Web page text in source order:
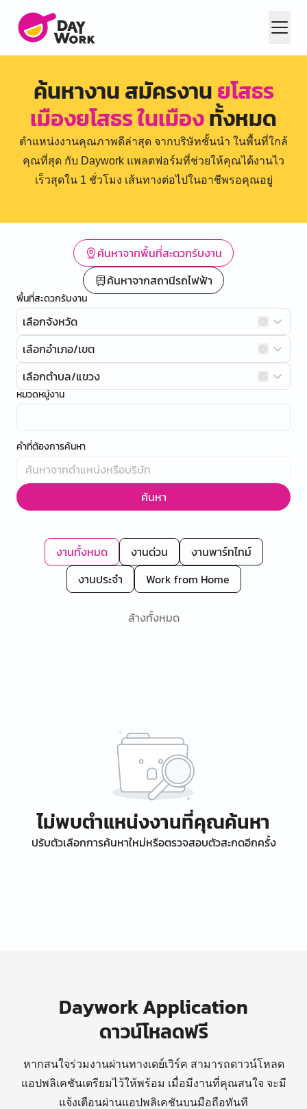
ค้นหางาน สมัครงานยโสธร
เมืองยโสธร ในเมืองทั้งหมด
ตำแหน่งงานคุณภาพดีล่าสุด จากบริษัทชั้นนำ ในพื้นที่ใกล้
คุณที่สุด กับ Daywork แพลตฟอร์มที่ช่วยให้คุณได้งานไว
เร็วสุดใน 1 ชั่วโมง เส้นทางต่อไปในอาชีพรอคุณอยู่
ค้นหาจากพื้นที่สะดวกรับงาน
ค้นหาจากสถานีรถไฟฟ้า
พื้นที่สะดวกรับงาน
เลือกจังหวัด
เลือกอำเภอ/เขต
เลือกตำบล/แขวง
หมวดหมู่งาน
คำที่ต้องการค้นหา
ค้นหา
งานทั้งหมด งานด่วน
งานพาร์ทไทม์
งานประจำ
Work from Home
ล้างทั้งหมด
ไม่พบตำแหน่งงานที่คุณค้นหา
ปรับตัวเลือกการค้นหาใหม่หรือตรวจสอบตัวสะกดอีกครั้ง
Daywork Application
ดาวน์โหลดฟรี
หากสนใจร่วมงานผ่านทางเดย์เวิร์ค สามารถดาวน์โหลด
แอปพลิเคชันเตรียมไว้ให้พร้อม เมื่อมีงานที่คุณสนใจ จะมี
แจ้งเตือนผ่านแอปพลิเคชันบนมือถือทันที